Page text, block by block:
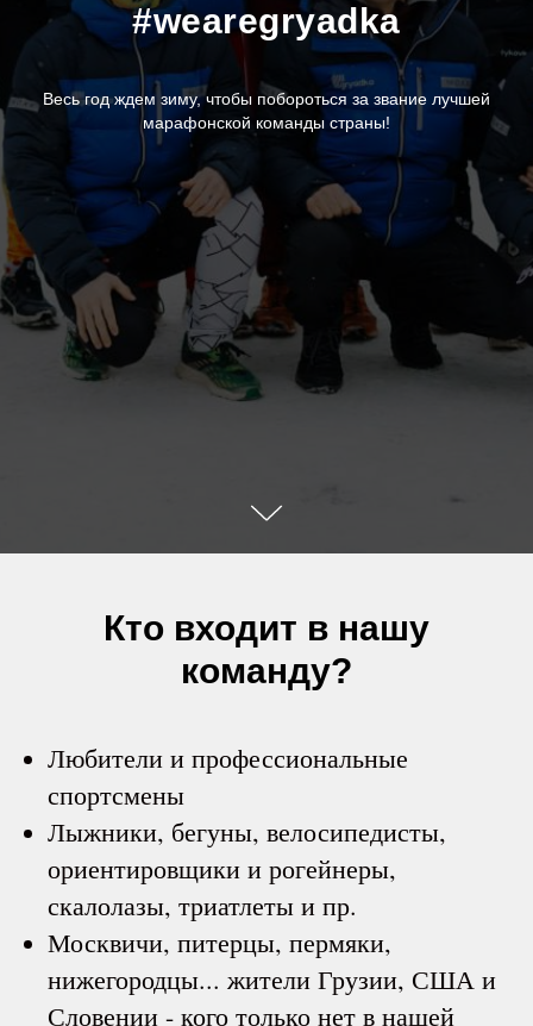
#wearegryadka
Весь год ждем зиму, чтобы побороться за звание лучшей
марафонской команды страны!
Кто входит в нашу
команду?
Любители и профессиональные
спортсмены
Лыжники, бегуны, велосипедисты,
ориентировщики и рогейнеры,
скалолазы, триатлеты и пр.
Москвичи, питерцы, пермяки,
нижегородцы... жители Грузии, США и
Словении - кого только нет в нашей